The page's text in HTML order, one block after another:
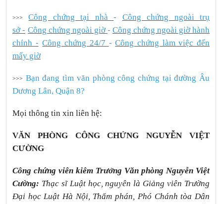
>>> Công chứng tại nhà- Công chứng ngoài trụ
sở - Công chứng ngoài giờ- Công chứng ngoài giờ hành
chính - Công chứng 24/7 -Công chứng làm việc đến
mấy giờ
>>> Bạn đang tìm văn phòng công chứng tại đường Âu
Dương Lân, Quận 8?
Mọi thông tin xin liên hệ:
VĂN PHÒNG CÔNG CHỨNG NGUYỄN VIỆT
CƯỜNG
Công chứng viên kiêm Trưởng Văn phòng Nguyễn Việt
Cường: Thạc sĩ Luật học, nguyên là Giảng viên Trường
Đại học Luật Hà Nội, Thẩm phán, Phó Chánh tòa Dân